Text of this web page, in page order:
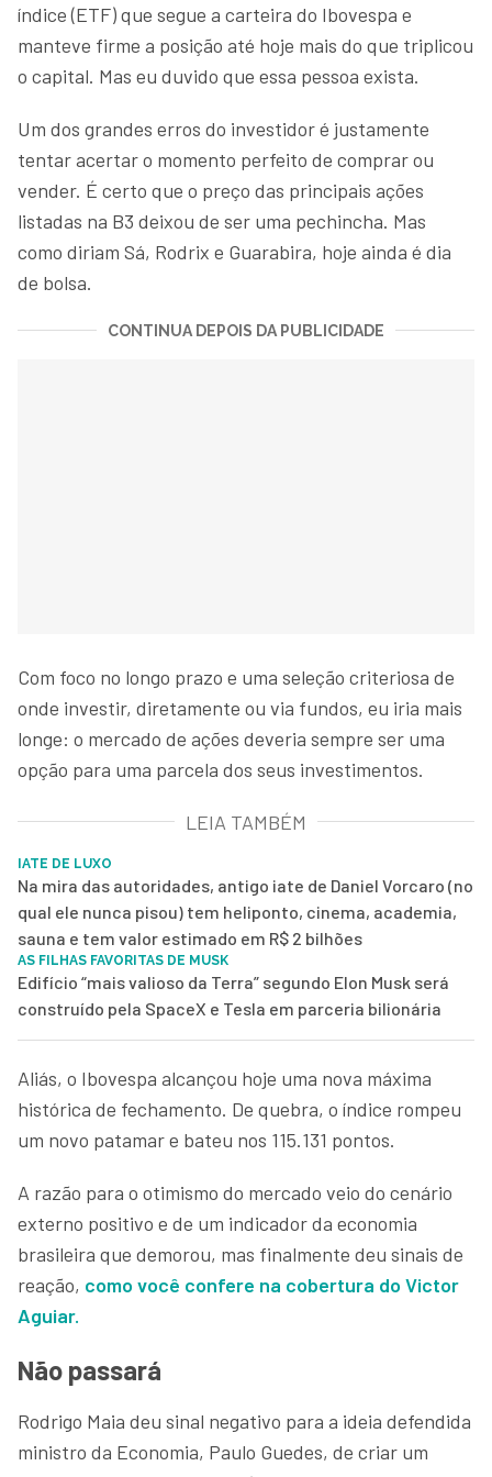
índice (ETF) que segue a carteira do Ibovespa e
manteve firme a posição até hoje mais do que triplicou
o capital. Mas eu duvido que essa pessoa exista.
Um dos grandes erros do investidor é justamente
tentar acertar o momento perfeito de comprar ou
vender. É certo que o preço das principais ações
listadas na B3 deixou de ser uma pechincha. Mas
como diriam Sá, Rodrix e Guarabira, hoje ainda é dia
de bolsa.
CONTINUA DEPOIS DA PUBLICIDADE
Com foco no longo prazo e uma seleção criteriosa de
onde investir, diretamente ou via fundos, eu iria mais
longe: o mercado de ações deveria sempre ser uma
opção para uma parcela dos seus investimentos.
LEIA TAMBÉM
IATE DE LUXO
Na mira das autoridades, antigo iate de Daniel Vorcaro (no
qual ele nunca pisou) tem heliponto, cinema, academia,
sauna e tem valor estimado em R$ 2 bilhões
AS FILHAS FAVORITAS DE MUSK
Edifício “mais valioso da Terra” segundo Elon Musk será
construído pela SpaceX e Tesla em parceria bilionária
Aliás, o Ibovespa alcançou hoje uma nova máxima
histórica de fechamento. De quebra, o índice rompeu
um novo patamar e bateu nos 115.131 pontos.
A razão para o otimismo do mercado veio do cenário
externo positivo e de um indicador da economia
brasileira que demorou, mas finalmente deu sinais de
reação, como você confere na cobertura do Victor
Aguiar.
Não passará
Rodrigo Maia deu sinal negativo para a ideia defendida
ministro da Economia, Paulo Guedes, de criar um